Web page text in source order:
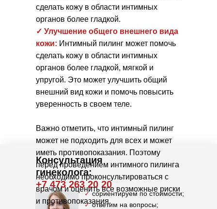
Консультация
гинеколога:
+7 473 263 20 20
✓сориентируем по стоимости;
✓ответим на вопросы;
сделать кожу в области интимных
органов более гладкой.
✓ Улучшение общего внешнего вида
кожи: Интимный пилинг может помочь
сделать кожу в области интимных
органов более гладкой, мягкой и
упругой. Это может улучшить общий
внешний вид кожи и помочь повысить
уверенность в своем теле.
Важно отметить, что интимный пилинг
может не подходить для всех и может
иметь противопоказания. Поэтому
перед проведением интимного пилинга
необходимо проконсультироваться с
врачом и оценить все возможные риски
и противопоказания.